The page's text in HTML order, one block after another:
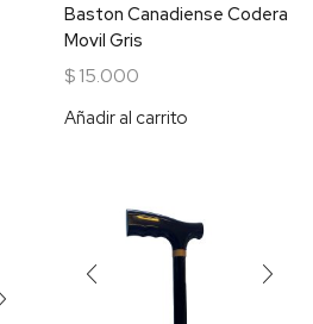
Baston Canadiense Codera
Movil Gris
$15.000
Añadir al carrito